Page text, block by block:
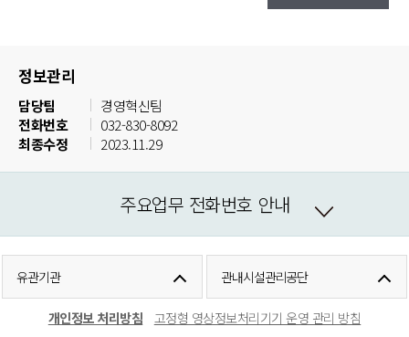
정보관리
담당팀
경영혁신팀
전화번호
032-830-8092
최종수정
2023.11.29
주요업무 전화번호 안내
유관기관 관내시설관리공단
개인정보 처리방침 고정형 영상정보처리기기 운영 관리 방침